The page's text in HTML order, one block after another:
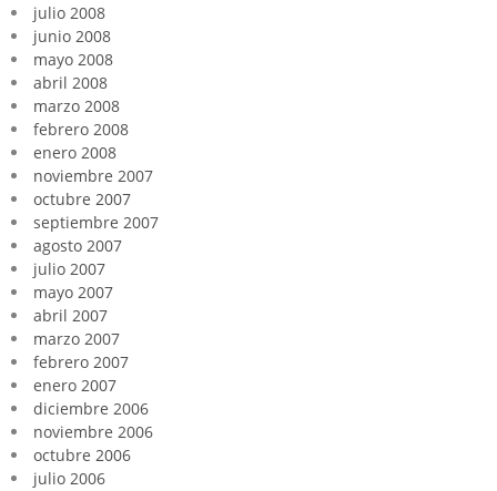
julio 2008
junio 2008
mayo 2008
abril 2008
marzo 2008
febrero 2008
enero 2008
noviembre 2007
octubre 2007
septiembre 2007
agosto 2007
julio 2007
mayo 2007
abril 2007
marzo 2007
febrero 2007
enero 2007
diciembre 2006
noviembre 2006
octubre 2006
julio 2006